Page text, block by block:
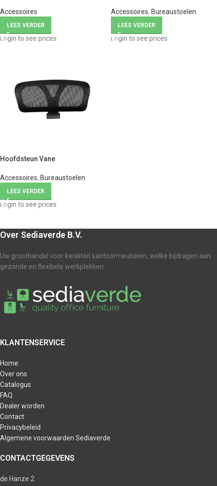
Accessoires
LEES VERDER
Login to see prices
Accessoires, Bureaustoelen
LEES VERDER
Login to see prices
Hoofdsteun Vane
Accessoires, Bureaustoelen
LEES VERDER
Login to see prices
Over Sediaverde B.V.
Uw groothandel voor kwaliteit kantoormeubelen, welke bijdragen aan
gezonde en flexibele werkplekken.
KLANTENSERVICE
Home
Over ons
Catalogus
FAQ
Dealer worden
Contact
Privacybeleid
Algemene voorwaarden Sediaverde
CONTACTGEGEVENS
de Hanze 2